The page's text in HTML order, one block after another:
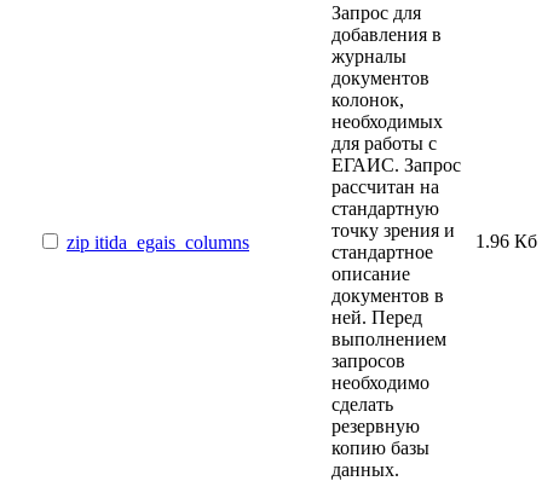
zip itida_egais_columns
Запрос для
добавления в
журналы
документов
колонок,
необходимых
для работы с
ЕГАИС. Запрос
рассчитан на
стандартную
точку зрения и
стандартное
описание
документов в
ней. Перед
выполнением
запросов
необходимо
сделать
резервную
копию базы
данных.
1.96 Кб